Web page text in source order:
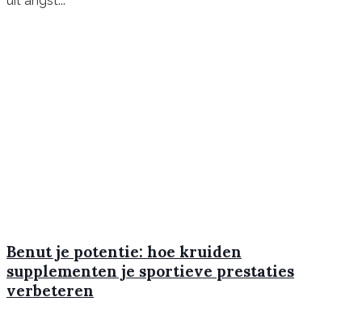
Benut je potentie: hoe kruiden
supplementen je sportieve prestaties
verbeteren